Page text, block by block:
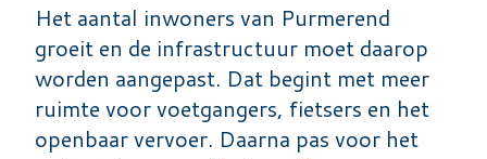
Het aantal inwoners van Purmerend
groeit en de infrastructuur moet daarop
worden aangepast. Dat begint met meer
ruimte voor voetgangers, fietsers en het
openbaar vervoer. Daarna pas voor het